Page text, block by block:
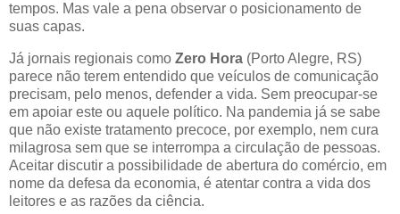
tempos. Mas vale a pena observar o posicionamento de
suas capas.
Já jornais regionais como Zero Hora (Porto Alegre, RS)
parece não terem entendido que veículos de comunicação
precisam, pelo menos, defender a vida. Sem preocupar-se
em apoiar este ou aquele político. Na pandemia já se sabe
que não existe tratamento precoce, por exemplo, nem cura
milagrosa sem que se interrompa a circulação de pessoas.
Aceitar discutir a possibilidade de abertura do comércio, em
nome da defesa da economia, é atentar contra a vida dos
leitores e as razões da ciência.